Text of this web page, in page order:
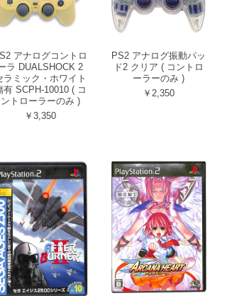
アナログコントロ
ラ DUALSHOCK 2
ラミック・ホワイト
有 SCPH-10010 ( コ
ントローラーのみ )
￥3,350
PS2 アナログ振動パッ
ド2 クリア ( コントロ
ーラーのみ )
￥2,350